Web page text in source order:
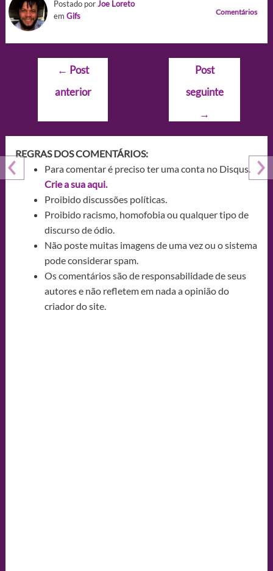
Postado porJoe Loreto
em Gifs Comentários
Navegação
Post
← Post
anterior
Post
seguinte
→
REGRAS DOS COMENTÁRIOS:
Para comentar é preciso ter uma conta no Disqus.
Crie a sua aqui.
Proibido discussões políticas.
Proibido racismo, homofobia ou qualquer tipo de
discurso de ódio.
Não poste muitas imagens de uma vez ou o sistema
pode considerar spam.
Os comentários são de responsabilidade de seus
autores e não refletem em nada a opinião do
criador do site.